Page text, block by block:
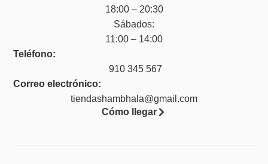
18:00 – 20:30
Sábados:
11:00 – 14:00
Teléfono:
910 345 567
Correo electrónico:
tiendashambhala@gmail.com
Cómo llegar